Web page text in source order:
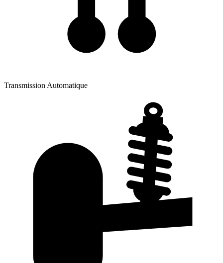
Transmission Automatique